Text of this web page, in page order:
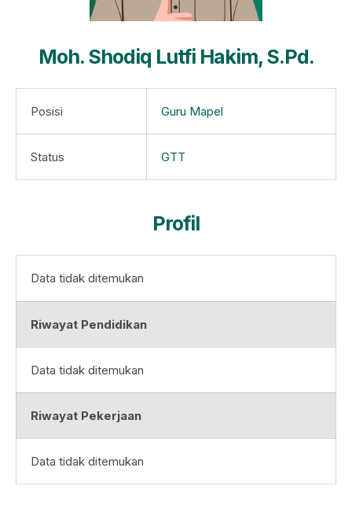
Moh. Shodiq Lutfi Hakim, S.Pd.
Posisi Guru Mapel
Status GTT
Profil
Data tidak ditemukan
Riwayat Pendidikan
Data tidak ditemukan
Riwayat Pekerjaan
Data tidak ditemukan